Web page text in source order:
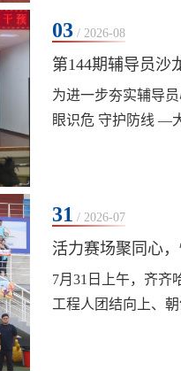
03 / 2026-08
第144期辅导员沙
为进一步夯实辅导
眼识危 守护防线 —
31 / 2026-07
活力赛场聚同心
7月31日上午，齐齐
工程人团结向上、